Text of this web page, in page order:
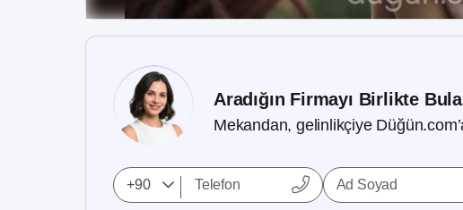
Aradığın Firmayı Birlikte
Mekandan, gelinlikçiye
Ad Soyad